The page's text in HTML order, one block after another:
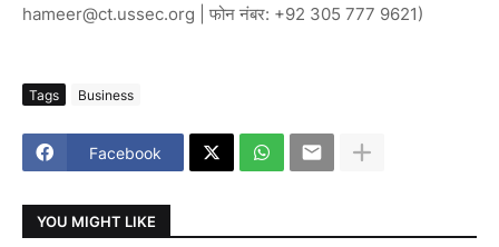
hameer@ct.ussec.org | फोन नंबर: +92 305 777 9621)
Tags Business
Facebook
YOU MIGHT LIKE